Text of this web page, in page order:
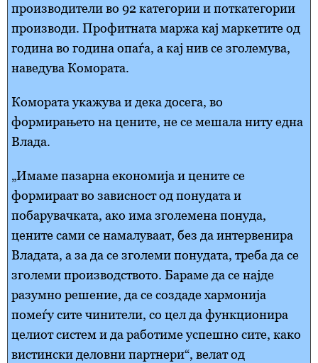
производители во 92 категории и поткатегории
производи. Профитната маржа кај маркетите од
година во година опаѓа, а кај нив се зголемува,
наведува Комората.
Комората укажува и дека досега, во
формирањето на цените, не се мешала ниту една
Влада.
„Имаме пазарна економија и цените се
формираат во зависност од понудата и
побарувачката, ако има зголемена понуда,
цените сами се намалуваат, без да интервенира
Владата, а за да се зголеми понудата, треба да се
зголеми производството. Бараме да се најде
разумно решение, да се создаде хармонија
помеѓу сите чинители, со цел да функционира
целиот систем и да работиме успешно сите, како
вистински деловни партнери“, велат од